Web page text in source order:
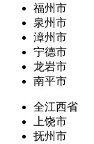
福州市
泉州市
漳州市
宁德市
龙岩市
南平市
全江西省
上饶市
抚州市